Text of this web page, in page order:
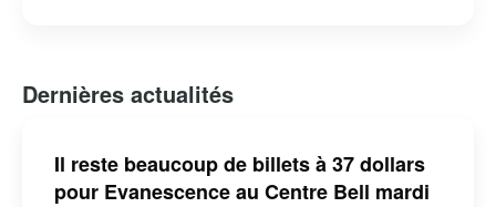
Dernières actualités
Il reste beaucoup de billets à 37 dollars
pour Evanescence au Centre Bell mardi